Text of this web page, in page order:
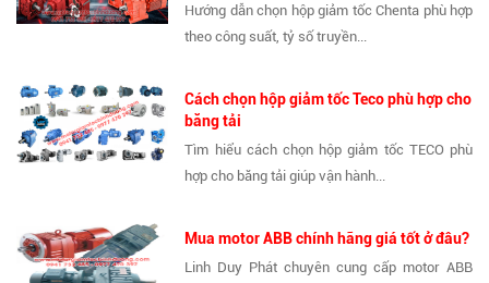
Hướng dẫn chọn hộp giảm tốc Chenta phù hợp
theo công suất, tỷ số truyền...
Cách chọn hộp giảm tốc Teco phù hợp cho
băng tải
Tìm hiểu cách chọn hộp giảm tốc TECO phù
hợp cho băng tải giúp vận hành...
Mua motor ABB chính hãng giá tốt ở đâu?
Linh Duy Phát chuyên cung cấp motor ABB